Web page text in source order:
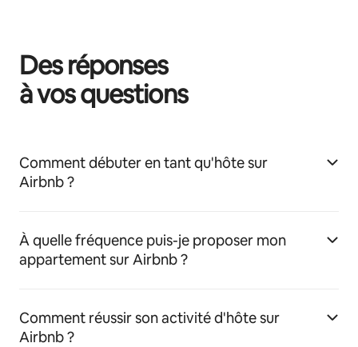
Des réponses
à vos questions
Comment débuter en tant qu'hôte sur
Airbnb ?
À quelle fréquence puis-je proposer mon
appartement sur Airbnb ?
Comment réussir son activité d'hôte sur
Airbnb ?